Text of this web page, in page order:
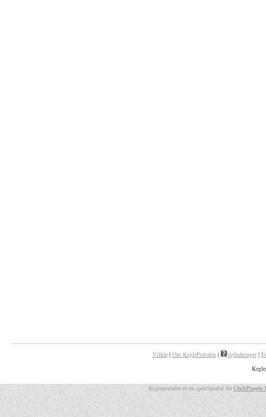
Vilkår| Om KeglePortalen| Vejledninger|
Kegleportalen er en sportsportal fra ClubPeople